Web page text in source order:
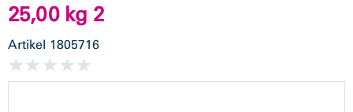
25,00 kg 2
Artikel 1805716